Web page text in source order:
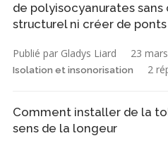
de polyisocyanurates
structurel ni créer de
Publié par Gladys Liard 23
Isolation et insonorisation 2
Comment installer de la
sens de la longeur